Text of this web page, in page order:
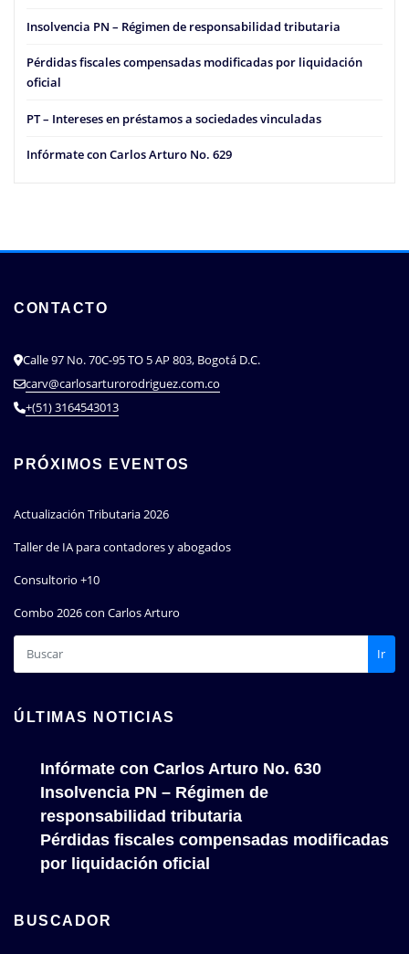
Insolvencia PN – Régimen de responsabilidad tributaria
Pérdidas fiscales compensadas modificadas por liquidación
oficial
PT – Intereses en préstamos a sociedades vinculadas
Infórmate con Carlos Arturo No. 629
CONTACTO
Calle 97 No. 70C-95 TO 5 AP 803, Bogotá D.C.
carv@carlosarturorodriguez.com.co
+(51) 3164543013
PRÓXIMOS EVENTOS
Actualización Tributaria 2026
Taller de IA para contadores y abogados
Consultorio +10
Combo 2026 con Carlos Arturo
Ir
ÚLTIMAS NOTICIAS
Infórmate con Carlos Arturo No. 630
Insolvencia PN – Régimen de
responsabilidad tributaria
Pérdidas fiscales compensadas modificadas
por liquidación oficial
BUSCADOR